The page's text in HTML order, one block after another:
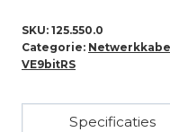
SKU: 125.550.0
Categorie:
VE9bitRS
Specificaties